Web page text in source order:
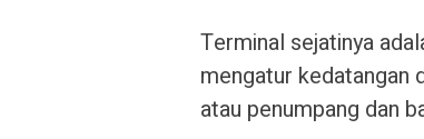
Terminal sejatinya
mengatur kedatangan
atau penumpang dan